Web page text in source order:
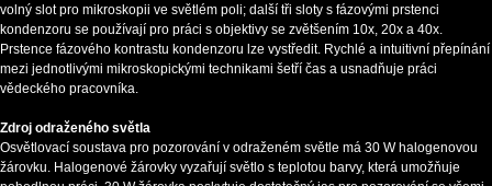
volný slot pro mikroskopii ve světlém poli; další tři sloty s fázovými prstenci
kondenzoru se používají pro práci s objektivy se zvětšením 10x, 20x a 40x.
Prstence fázového kontrastu kondenzoru lze vystředit. Rychlé a intuitivní přepínání
mezi jednotlivými mikroskopickými technikami šetří čas a usnadňuje práci
vědeckého pracovníka.
Zdroj odraženého světla
Osvětlovací soustava pro pozorování v odraženém světle má 30 W halogenovou
žárovku. Halogenové žárovky vyzařují světlo s teplotou barvy, která umožňuje